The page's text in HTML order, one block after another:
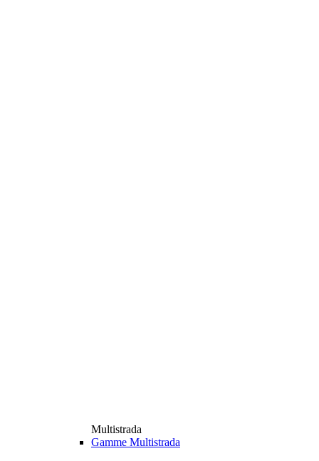
Multistrada
Gamme Multistrada